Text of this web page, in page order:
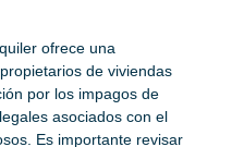
ofrece una
de viviendas
por los impagos de
asociados con el
Es importante revisar